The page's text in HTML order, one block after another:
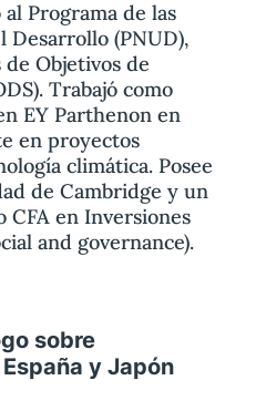
Programa de las
Desarrollo (PNUD),
Objetivos de
Trabajó como
EY Parthenon en
en proyectos
climática. Posee
de Cambridge y un
en Inversiones
and governance).
sobre
y Japón